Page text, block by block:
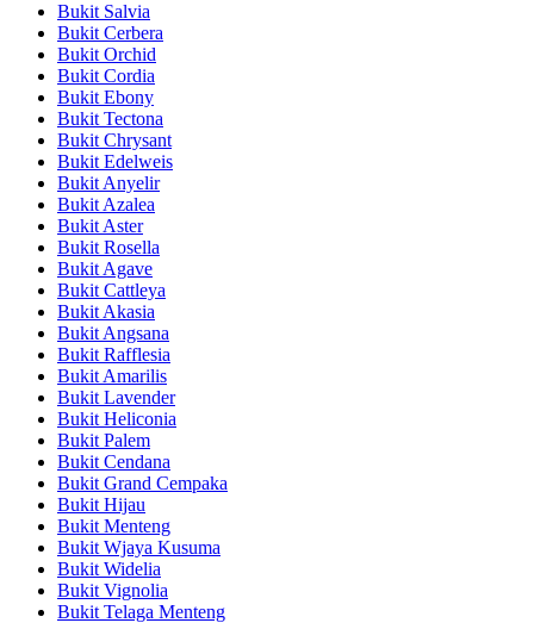
Bukit Salvia
Bukit Cerbera
Bukit Orchid
Bukit Cordia
Bukit Ebony
Bukit Tectona
Bukit Chrysant
Bukit Edelweis
Bukit Anyelir
Bukit Azalea
Bukit Aster
Bukit Rosella
Bukit Agave
Bukit Cattleya
Bukit Akasia
Bukit Angsana
Bukit Rafflesia
Bukit Amarilis
Bukit Lavender
Bukit Heliconia
Bukit Palem
Bukit Cendana
Bukit Grand Cempaka
Bukit Hijau
Bukit Menteng
Bukit Wjaya Kusuma
Bukit Widelia
Bukit Vignolia
Bukit Telaga Menteng